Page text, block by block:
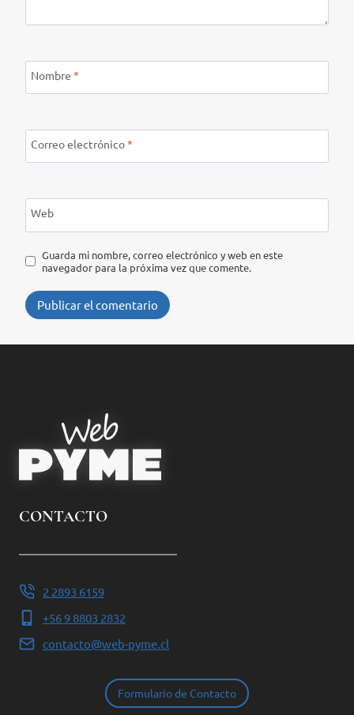
Nombre *
Correo electrónico*
Web
Guarda mi nombre, correo electrónico y web en este
navegador para la próxima vez que comente.
CONTACTO
2 2893 6159
+56 9 8803 2832
contacto@web-pyme.cl
Formulario de Contacto